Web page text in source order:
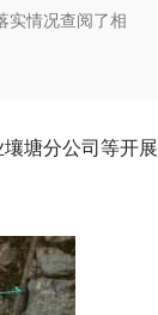
实情况查阅了相
塘分公司等开展